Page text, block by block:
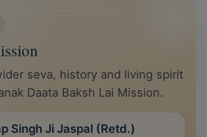
seva, history and living spirit
Daata Baksh Lai Mission.
Singh Ji Jaspal (Retd.)